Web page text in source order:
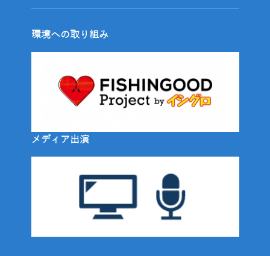
環境への取り組み
メディア出演